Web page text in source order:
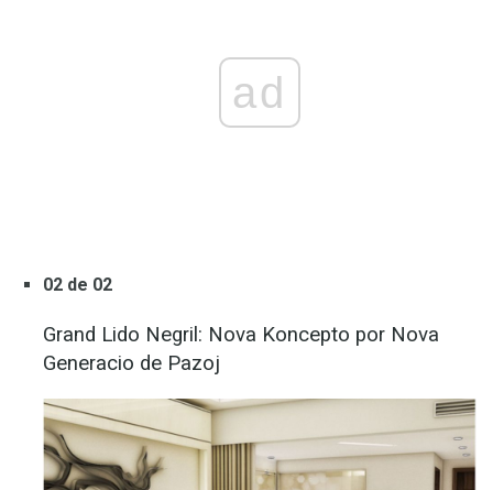
ad
02 de 02
Grand Lido Negril: Nova Koncepto por Nova
Generacio de Pazoj